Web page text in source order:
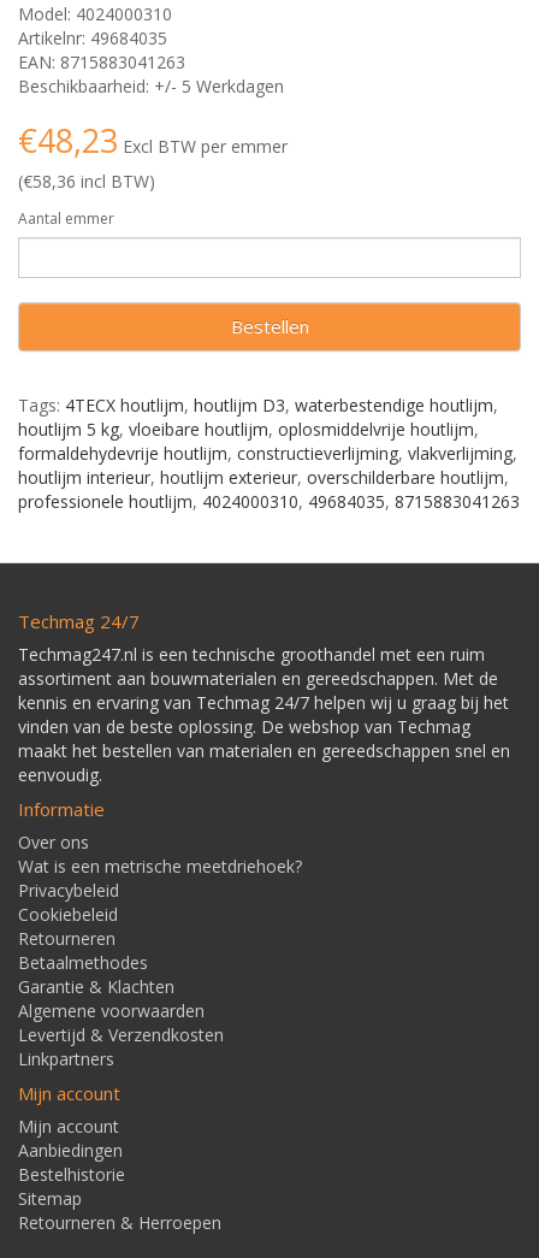
Model: 4024000310
Artikelnr: 49684035
EAN: 8715883041263
Beschikbaarheid: +/- 5 Werkdagen
€48,23 Excl BTW per emmer
(€58,36 incl BTW)
Aantal emmer
Bestellen
Tags: 4TECX houtlijm, houtlijm D3, waterbestendige houtlijm,
houtlijm 5 kg, vloeibare houtlijm, oplosmiddelvrije houtlijm,
formaldehydevrije houtlijm, constructieverlijming, vlakverlijming,
houtlijm interieur, houtlijm exterieur, overschilderbare houtlijm,
professionele houtlijm, 4024000310, 49684035, 8715883041263
Techmag 24/7
Techmag247.nl is een technische groothandel met een ruim
assortiment aan bouwmaterialen en gereedschappen. Met de
kennis en ervaring van Techmag 24/7 helpen wij u graag bij het
vinden van de beste oplossing. De webshop van Techmag
maakt het bestellen van materialen en gereedschappen snel en
eenvoudig.
Informatie
Over ons
Wat is een metrische meetdriehoek?
Privacybeleid
Cookiebeleid
Retourneren
Betaalmethodes
Garantie & Klachten
Algemene voorwaarden
Levertijd & Verzendkosten
Linkpartners
Mijn account
Mijn account
Aanbiedingen
Bestelhistorie
Sitemap
Retourneren & Herroepen